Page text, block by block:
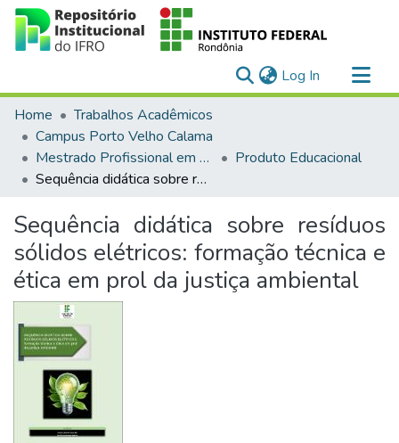
Log In (current)
Communities & Collections
All of DSpace
Statistics
Home
Trabalhos Acadêmicos
Campus Porto Velho Calama
Mestrado Profissional em Educação Profissional e Tecnológica em Rede Nacional (PROFEPT)
Produto Educacional
Sequência didática sobre resíduos sólidos elétricos: formação técnica e ética em prol da justiça ambiental
Sequência didática sobre resíduos
sólidos elétricos: formação técnica e
ética em prol da justiça ambiental